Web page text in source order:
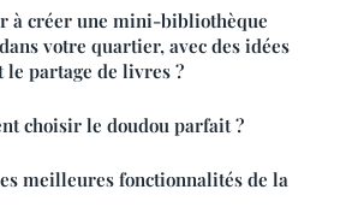
à créer une mini-bibliothèque
votre quartier, avec des idées
le partage de livres ?
choisir le doudou parfait ?
meilleures fonctionnalités de la